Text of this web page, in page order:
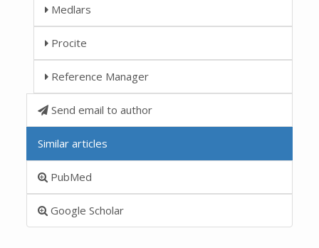
Medlars
Procite
Reference Manager
Send email to author
Similar articles
PubMed
Google Scholar